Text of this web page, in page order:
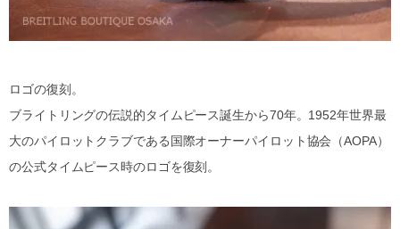
ロゴの復刻。
ブライトリングの伝説的タイムピース誕生から70年。1952年世界最
大のパイロットクラブである国際オーナーパイロット協会（AOPA）
の公式タイムピース時のロゴを復刻。